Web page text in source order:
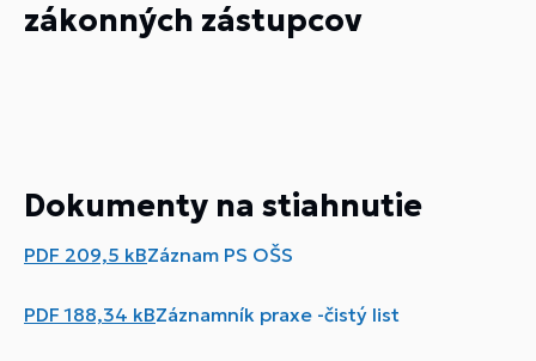
zákonných zástupcov
Dokumenty na stiahnutie
PDF 209,5 kBZáznam PS OŠS
PDF188,34 kBZáznamník praxe -čistý list